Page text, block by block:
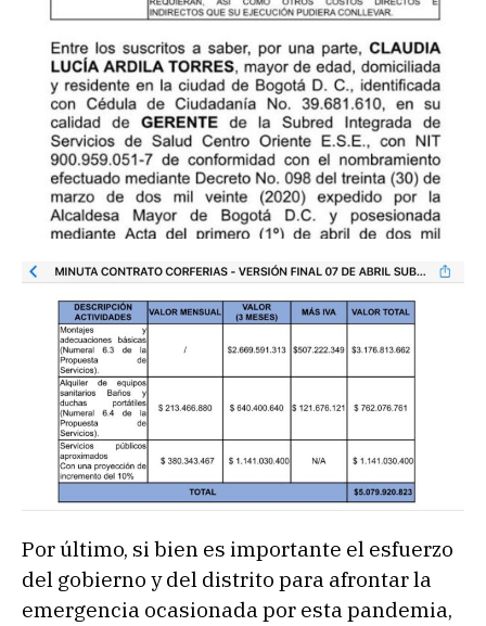
Por último, si bien es importante el esfuerzo
del gobierno y del distrito para afrontar la
emergencia ocasionada por esta pandemia,